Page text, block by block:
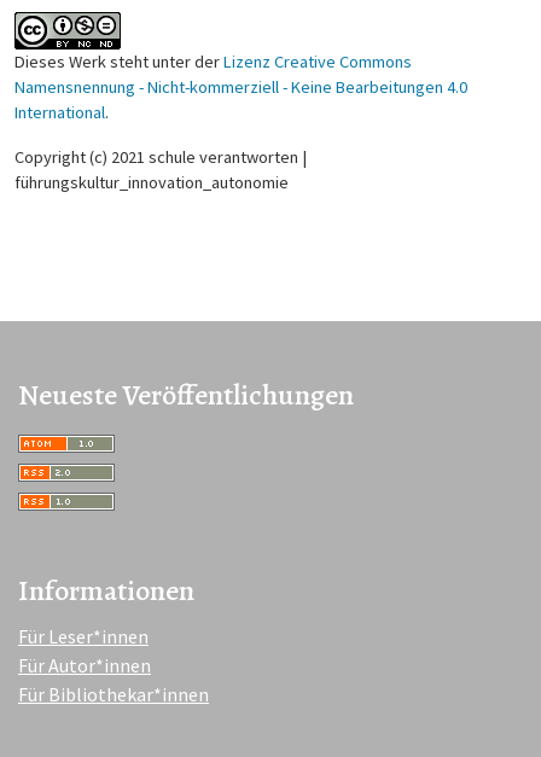
Dieses Werk steht unter derLizenz Creative Commons
Namensnennung - Nicht-kommerziell - Keine Bearbeitungen 4.0
International.
Copyright (c) 2021 schule verantworten |
führungskultur_innovation_autonomie
Neueste Veröffentlichungen
Informationen
Für Leser*innen
Für Autor*innen
Für Bibliothekar*innen